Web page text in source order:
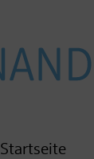
Startseite